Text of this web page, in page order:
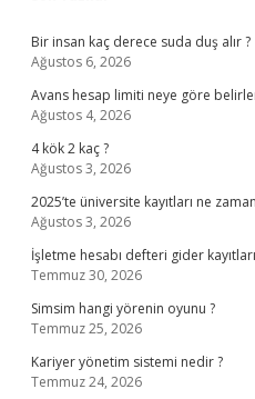
Bir insan kaç derece suda duş alır ?
Ağustos 6, 2026
Avans hesap limiti neye göre
Ağustos 4, 2026
4 kök 2 kaç ?
Ağustos 3, 2026
2025’te üniversite kayıtları ne
Ağustos 3, 2026
İşletme hesabı defteri gider
Temmuz 30, 2026
Simsim hangi yörenin oyunu ?
Temmuz 25, 2026
Kariyer yönetim sistemi nedir ?
Temmuz 24, 2026